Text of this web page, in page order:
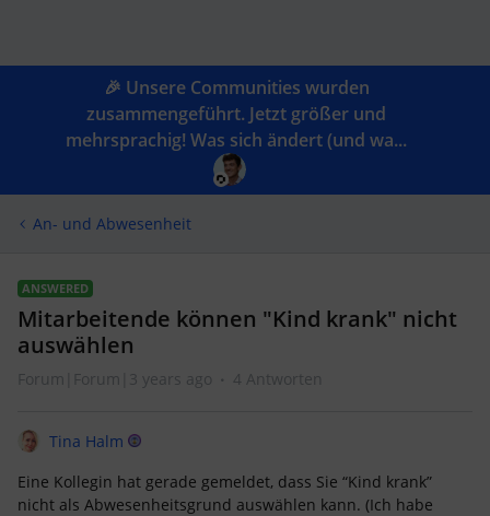
🎉 Unsere Communities wurden
zusammengeführt. Jetzt größer und
mehrsprachig! Was sich ändert (und wa...
An- und Abwesenheit
ANSWERED
Mitarbeitende können "Kind krank" nicht
auswählen
Forum|Forum|3 years ago 4 Antworten
Tina Halm
Eine Kollegin hat gerade gemeldet, dass Sie “Kind krank”
nicht als Abwesenheitsgrund auswählen kann. (Ich habe